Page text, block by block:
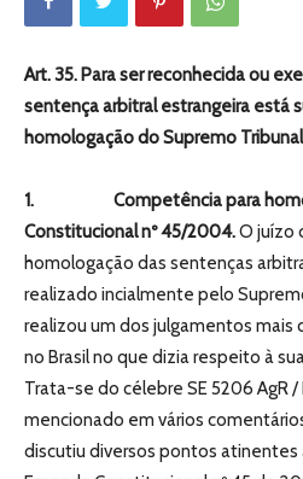
Art. 35. Para ser reconhecida ou
sentença arbitral estrangeira está
homologação do Supremo Tribunal
1. Competência para
Constitucional nº 45/2004.O juízo
homologação das sentenças
realizado incialmente pelo
realizou um dos julgamentos mais
no Brasil no que dizia respeito à
Trata-se do célebre SE 5206 AgR /
mencionado em vários
discutiu diversos pontos atinentes